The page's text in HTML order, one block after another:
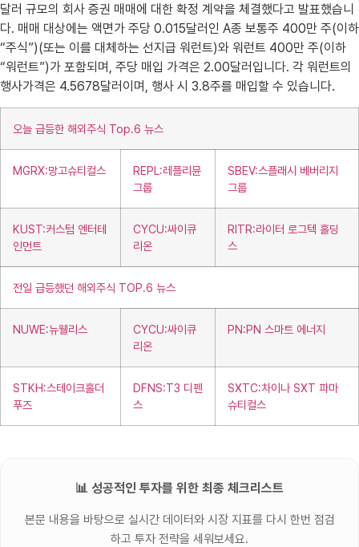
달러 규모의 회사 증권 매매에 대한 확정 계약을 체결했다고 발표했습니
다. 매매 대상에는 액면가 주당 0.015달러인 A종 보통주 400만 주(이하
“주식”)(또는 이를 대체하는 선지급 워런트)와 워런트 400만 주(이하
“워런트”)가 포함되며, 주당 매입 가격은 2.00달러입니다. 각 워런트의
행사가격은 4.5678달러이며, 행사 시 3.8주를 매입할 수 있습니다.
오늘 급등한 해외주식 Top.6 뉴스
MGRX:망고슈티컬스
REPL:레플리뮨
그룹
SBEV:스플래시 베버리지
그룹
KUST:커스텀 엔터테
인먼트
CYCU:싸이큐
리온
RITR:라이터 로그텍 홀딩
스
전일 급등했던 해외주식 TOP.6 뉴스
NUWE:뉴웰리스
CYCU:싸이큐
리온
PN:PN 스마트 에너지
STKH:스테이크홀더
푸즈
DFNS:T3 디펜
스
SXTC:차이나 SXT 파마
슈티컬스
📊 성공적인 투자를 위한 최종 체크리스트
본문 내용을 바탕으로 실시간 데이터와 시장 지표를 다시 한번 점검
하고 투자 전략을 세워보세요.